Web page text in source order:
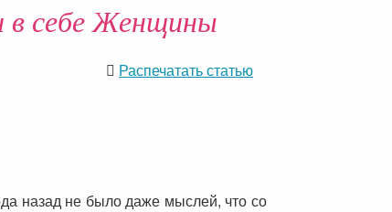
в себе Женщины
Распечатать статью
назад не было даже мыслей, что со